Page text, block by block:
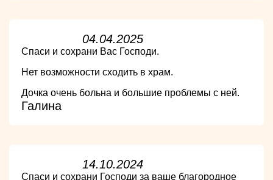
04.04.2025
Спаси и сохрани Вас Господи.
Нет возможности сходить в храм.
Дочка очень больна и большие проблемы с ней.
Галина
14.10.2024
Спаси и сохрани Господи за ваше благородное